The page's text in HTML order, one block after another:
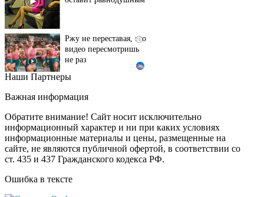
не раз
Ролик длится пару
шоке от увиденного
i
Врач дала 5 советов,
чтобы защититься от
инфаркта и инсульта
Наши Партнеры
Важная информация
Обратите внимание! Сайт носит исключительно
информационный характер и ни при каких условиях
информационные материалы и цены, размещенные на
сайте, не являются публичной офертой, в соответствии со
ст. 435 и 437 Гражданского кодекса РФ.
Ошибка в тексте